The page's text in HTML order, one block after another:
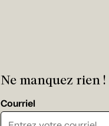
Ne manquez rien !
Courriel